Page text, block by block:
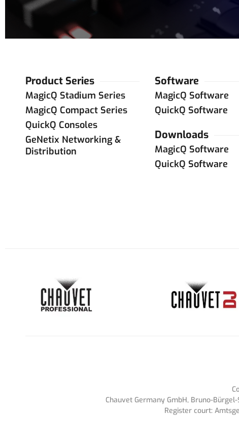
Product Series
MagicQ Stadium Series
MagicQ Compact Series
QuickQ Consoles
GeNetix Networking &
Distribution
Software
MagicQ Software
QuickQ Software
Downloads
MagicQ Software
QuickQ Software
Chauvet Germany GmbH, Bruno-
Register court: